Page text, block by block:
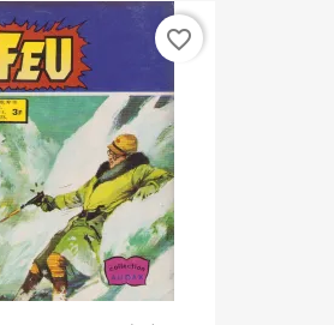
favorite_border